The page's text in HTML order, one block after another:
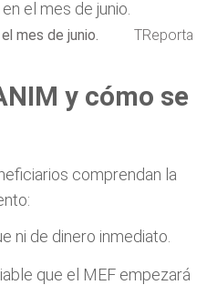
mes de junio. TReporta
y cómo se
comprendan la
ni de dinero inmediato.
que el MEF empezará